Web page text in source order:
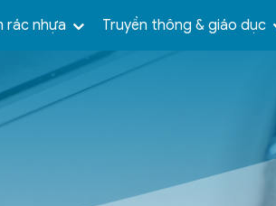
rác nhựa Truyền thông & giáo dục